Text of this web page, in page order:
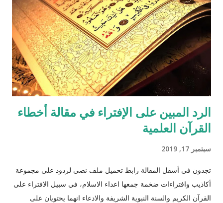
الرد المبين على الإفتراء في مقالة أخطاء
القرآن العلمية
سبتمبر 17, 2019
تجدون في أسفل المقالة رابط تحميل ملف نصي لردود على مجموعة
أكاذيب وافتراءات ضخمة جمعها اعداء الاسلام، في سبيل الافتراء على
القرآن الكريم والسنة النبوية الشريفة والادعاء انهما يحتويان على